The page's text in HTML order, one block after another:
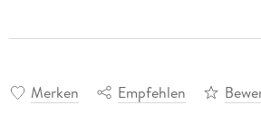
Merken Empfehlen